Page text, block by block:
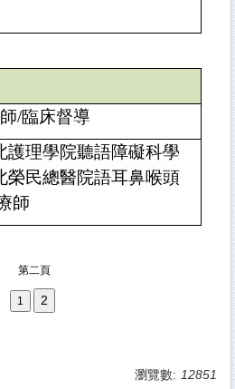
/臨床督導
護理學院聽語障礙科學
榮民總醫院語耳鼻喉頭
師
第二頁
瀏覽數: 12851